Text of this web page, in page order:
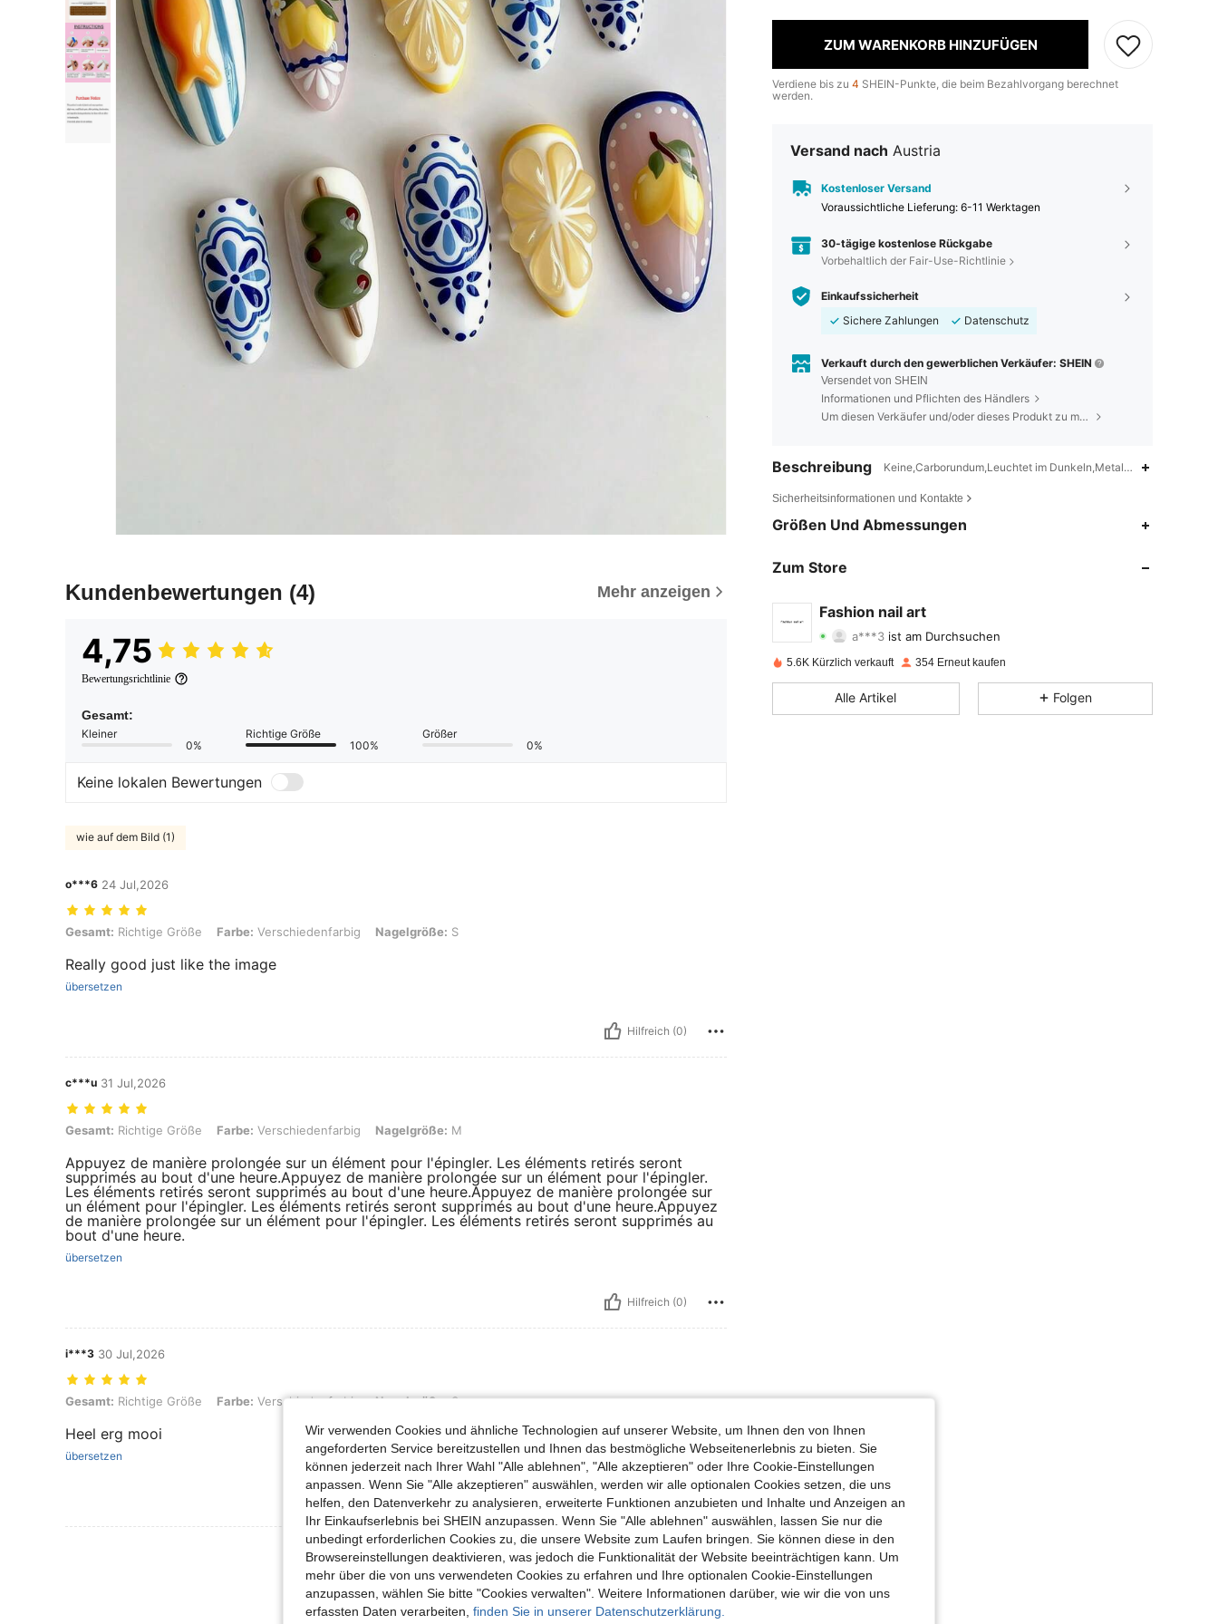
Kundenbewertungen (4) Mehr anzeigen
4,75
Bewertungsrichtlinie
Gesamt:
Kleiner
0%
Richtige Größe
100%
Größer
0%
Keine lokalen Bewertungen
wie auf dem Bild (1)
o***6 24 Jul,2026
Gesamt: Richtige Größe, Farbe: Verschiedenfarbig, Nagelgröße: S
Gesamt: Richtige Größe Farbe: Verschiedenfarbig Nagelgröße: S
Really good just like the image
übersetzen
Hilfreich (0)
c***u 31 Jul,2026
Gesamt: Richtige Größe, Farbe: Verschiedenfarbig, Nagelgröße: M
Gesamt: Richtige Größe Farbe: Verschiedenfarbig Nagelgröße: M
Appuyez de manière prolongée sur un élément pour l'épingler. Les éléments retirés seront
supprimés au bout d'une heure.Appuyez de manière prolongée sur un élément pour l'épingler.
Les éléments retirés seront supprimés au bout d'une heure.Appuyez de manière prolongée sur
un élément pour l'épingler. Les éléments retirés seront supprimés au bout d'une heure.Appuyez
de manière prolongée sur un élément pour l'épingler. Les éléments retirés seront supprimés au
bout d'une heure.
übersetzen
Hilfreich (0)
i***3 30 Jul,2026
Gesamt: Richtige Größe, Farbe: Verschiedenfarbig, Nagelgröße: S
Gesamt: Richtige Größe Farbe: Verschiedenfarbig Nagelgröße:S
Heel erg mooi
übersetzen
Hilfreich (0)
Mehr Bewertungen Ansehen
ZUM WARENKORB HINZUFÜGEN
Verdiene bis zu 4 SHEIN-Punkte, die beim Bezahlvorgang berechnet
werden.
Versand nach Austria
Kostenloser Versand
Voraussichtliche Lieferung: 6-11 Werktagen
30-tägige kostenlose Rückgabe
Vorbehaltlich der Fair-Use-Richtlinie
Einkaufssicherheit
Sichere Zahlungen
Datenschutz
Verkauft durch den gewerblichen Verkäufer: SHEIN
Versendet von SHEIN
Informationen und Pflichten des Händlers
Um diesen Verkäufer und/oder dieses Produkt zu melden
Beschreibung Keine,Carborundum,Leuchtet im
Sicherheitsinformationen und Kontakte
Größen Und Abmessungen
Zum Store
Fashion nail art
4,88
4,88 Bewertung 71Artikel 295
4,88 71 295
5.6K Kürzlich verkauft 354 Erneut kaufen
Alle Artikel Folgen
Wir verwenden Cookies und ähnliche Technologien auf unserer Website, um Ihnen den von Ihnen
angeforderten Service bereitzustellen und Ihnen das bestmögliche Webseitenerlebnis zu bieten. Sie
können jederzeit nach Ihrer Wahl "Alle ablehnen", "Alle akzeptieren" oder Ihre Cookie-Einstellungen
anpassen. Wenn Sie "Alle akzeptieren" auswählen, werden wir alle optionalen Cookies setzen, die uns
helfen, den Datenverkehr zu analysieren, erweiterte Funktionen anzubieten und Inhalte und Anzeigen an
Ihr Einkaufserlebnis bei SHEIN anzupassen. Wenn Sie "Alle ablehnen" auswählen, lassen Sie nur die
unbedingt erforderlichen Cookies zu, die unsere Website zum Laufen bringen. Sie können diese in den
Browsereinstellungen deaktivieren, was jedoch die Funktionalität der Website beeinträchtigen kann. Um
mehr über die von uns verwendeten Cookies zu erfahren und Ihre optionalen Cookie-Einstellungen
anzupassen, wählen Sie bitte "Cookies verwalten". Weitere Informationen darüber, wie wir die von uns
erfassten Daten verarbeiten, finden Sie in unserer Datenschutzerklärung.